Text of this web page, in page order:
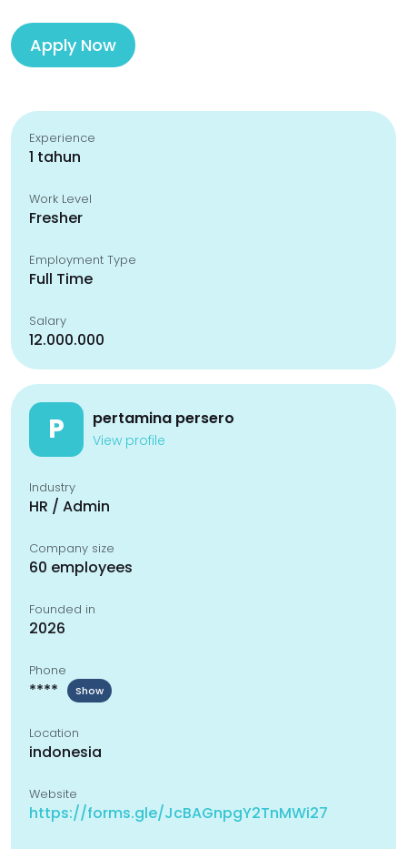
Apply Now
Experience
1 tahun
Work Level
Fresher
Employment Type
Full Time
Salary
12.000.000
P pertamina persero
View profile
Industry
HR / Admin
Company size
60 employees
Founded in
2026
Phone
**** Show
Location
indonesia
Website
https://forms.gle/JcBAGnpgY2TnMWi27